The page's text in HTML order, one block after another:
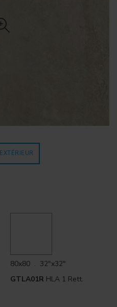
EXTÉRIEUR
80x80 . 32"x32"
GTLA01R HLA 1 Rett.